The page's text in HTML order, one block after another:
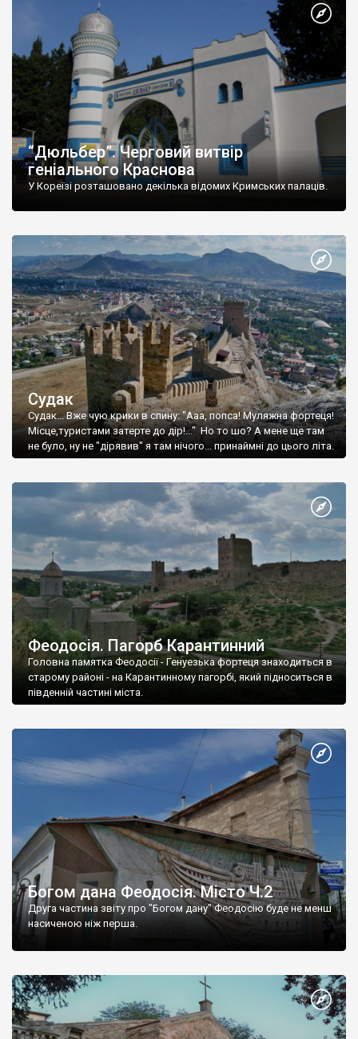
“Дюльбер”. Черговий витвір
геніального Краснова
У Кореїзі розташовано декілька відомих Кримських палаців.
Судак
Судак... Вже чую крики в спину: "Ааа, попса! Муляжна фортеця!
Місце,туристами затерте до дір!..." Но то шо? А мене ще там
не було, ну не "дірявив" я там нічого... принаймні до цього літа.
Феодосія. Пагорб Карантинний
Головна памятка Феодосії - Генуезька фортеця знаходиться в
старому районі - на Карантинному пагорбі, який підноситься в
південній частині міста.
Богом дана Феодосія. Місто Ч.2
Друга частина звіту про "Богом дану" Феодосію буде не менш
насиченою ніж перша.